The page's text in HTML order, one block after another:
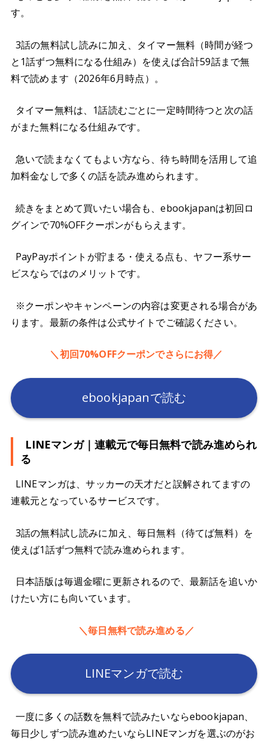
す。
3話の無料試し読みに加え、タイマー無料（時間が経つ
と1話ずつ無料になる仕組み）を使えば合計59話まで無
料で読めます（2026年6月時点）。
タイマー無料は、1話読むごとに一定時間待つと次の話
がまた無料になる仕組みです。
急いで読まなくてもよい方なら、待ち時間を活用して追
加料金なしで多くの話を読み進められます。
続きをまとめて買いたい場合も、ebookjapanは初回ロ
グインで70%OFFクーポンがもらえます。
PayPayポイントが貯まる・使える点も、ヤフー系サー
ビスならではのメリットです。
※クーポンやキャンペーンの内容は変更される場合があ
ります。最新の条件は公式サイトでご確認ください。
＼初回70%OFFクーポンでさらにお得／
ebookjapanで読む
LINEマンガ｜連載元で毎日無料で読み進められ
る
LINEマンガは、サッカーの天才だと誤解されてますの
連載元となっているサービスです。
3話の無料試し読みに加え、毎日無料（待てば無料）を
使えば1話ずつ無料で読み進められます。
日本語版は毎週金曜に更新されるので、最新話を追いか
けたい方にも向いています。
＼毎日無料で読み進める／
LINEマンガで読む
一度に多くの話数を無料で読みたいならebookjapan、
毎日少しずつ読み進めたいならLINEマンガを選ぶのがお